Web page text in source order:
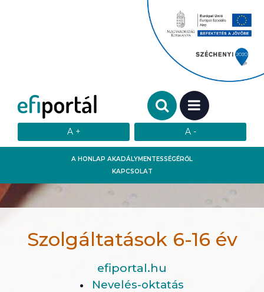
A HONLAP AKADÁLYMENTESSÉGÉRŐL
KAPCSOLAT
Keresendő szó:
MENÜ
Szolgáltatások 6-16 év
efiportal.hu
Nevelés-oktatás